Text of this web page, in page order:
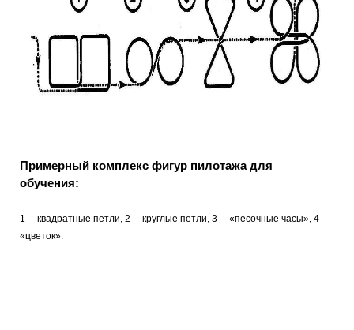
Примерный комплекс фигур пилотажа для
обучения:
1— квадратные петли, 2— круглые петли, 3— «песочные часы», 4—
«цветок».